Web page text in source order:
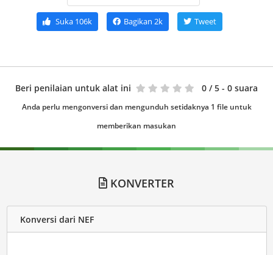
Suka106k Bagikan 2k Tweet
Beri penilaian untuk alat ini 0 / 5 - 0 suara
Anda perlu mengonversi dan mengunduh setidaknya 1 file untuk
memberikan masukan
KONVERTER
Konversi dari NEF